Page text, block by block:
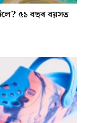
৫১ বছৰ বয়সত